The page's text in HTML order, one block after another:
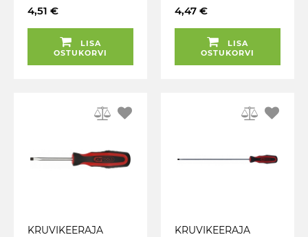
SL5X38MM.
KS TOOLS
4,51 €
LISA
OSTUKORVI
SL4X38MM.
KS TOOLS
4,47 €
LISA
OSTUKORVI
KRUVIKEERAJA
KRUVIKEERAJA